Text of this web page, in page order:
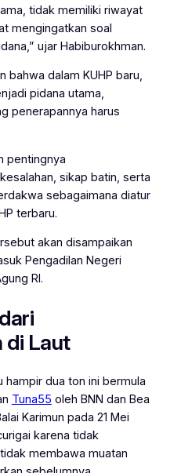
tidak memiliki riwayat
mengingatkan soal
ujar Habiburokhman.
bahwa dalam KUHP baru,
pidana utama,
penerapannya harus
pentingnya
sikap batin, serta
sebagaimana diatur
terbaru.
akan disampaikan
Pengadilan Negeri
RI.
di Laut
hampir dua ton ini bermula
Tuna55 oleh BNN dan Bea
Karimun pada 21 Mei
karena tidak
membawa muatan